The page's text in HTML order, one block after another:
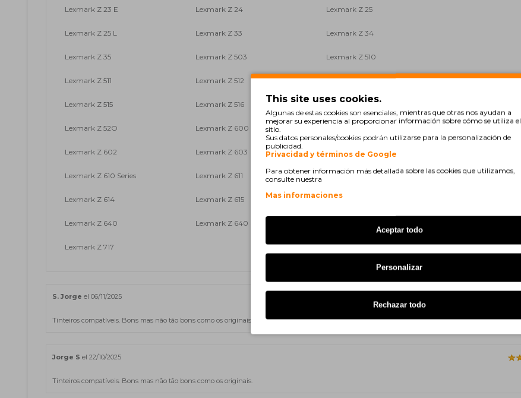
Lexmark Z 23 E Lexmark Z 24 Lexmark Z 25
Lexmark Z 25 L Lexmark Z 33 Lexmark Z 34
Lexmark Z 35 Lexmark Z 503 Lexmark Z 510
Lexmark Z 511 Lexmark Z 512 Lexmark Z 514
Lexmark Z 515 Lexmark Z 516 Lexmark Z 517
Lexmark Z 52O Lexmark Z 600 Series
Lexmark Z 602 Lexmark Z 603 Lexmark Z 605
Lexmark Z 610 Series Lexmark Z 611 Lexmark Z 612
Lexmark Z 614 Lexmark Z 615 Lexmark Z 617
Lexmark Z 640 Lexmark Z 640 Series
Lexmark Z 717
S. Jorge el 06/11/2025
Tinteiros compatíveis. Bons mas não tão bons como os originais.
Jorge S el 22/10/2025
Tinteiros compatíveis. Bons mas não tão bons como os originais.
This site uses cookies.
Algunas de estas cookies son esenciales, mientras que otras nos ayudan a
mejorar su experiencia al proporcionar información sobre cómo se utiliza el
sitio.
Sus datos personales/cookies podrán utilizarse para la personalización de
publicidad.
Privacidad y términos de Google
Para obtener información más detallada sobre las cookies que utilizamos,
consulte nuestra
Mas informaciones
Aceptar todo
Personalizar
Rechazar todo